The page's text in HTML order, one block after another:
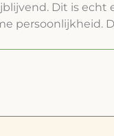
Dit is
persoonlijkheid.